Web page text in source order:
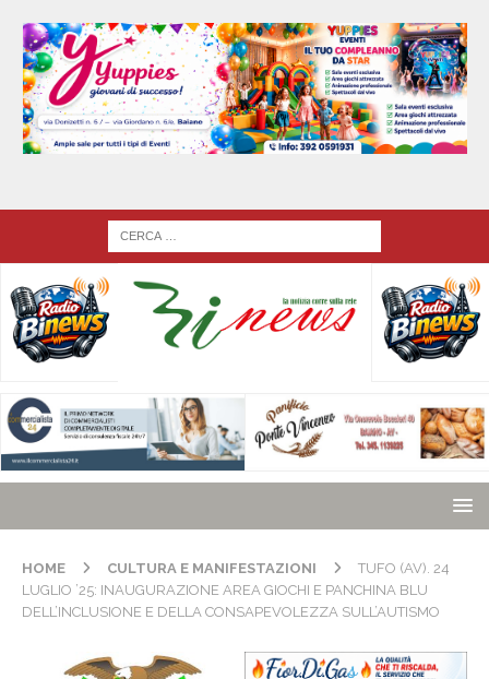
HOME CULTURA E MANIFESTAZIONI
TUFO (AV). 24
LUGLIO ’25: INAUGURAZIONE AREA GIOCHI E PANCHINA BLU
DELL’INCLUSIONE E DELLA CONSAPEVOLEZZA SULL’AUTISMO